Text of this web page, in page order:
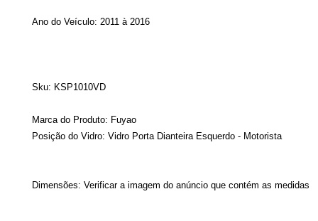
Ano do Veículo: 2011 à 2016
Sku: KSP1010VD
Marca do Produto: Fuyao
Posição do Vidro: Vidro Porta Dianteira Esquerdo - Motorista
Dimensões: Verificar a imagem do anúncio que contém as medidas